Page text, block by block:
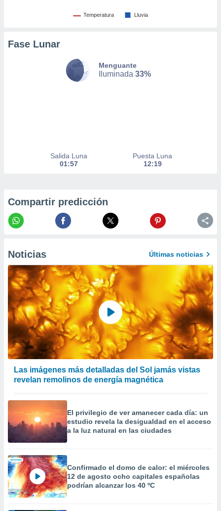
u
datos
en
un
o acceder
datos
perfiles
utilizar
crear un
uso de
la
Temperatura Lluvia
Fase Lunar
Menguante
Iluminada 33%
Salida Luna
01:57
Puesta Luna
12:19
Compartir predicción
Noticias Últimas noticias
Las imágenes más detalladas del Sol jamás vistas
revelan remolinos de energía magnética
El privilegio de ver amanecer cada día: un
estudio revela la desigualdad en el acceso
a la luz natural en las ciudades
Confirmado el domo de calor: el miércoles
12 de agosto ocho capitales españolas
podrían alcanzar los 40 ºC